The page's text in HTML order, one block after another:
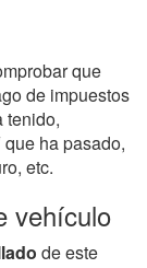
que
de impuestos
tenido,
que ha pasado,
etc.
vehículo
de este